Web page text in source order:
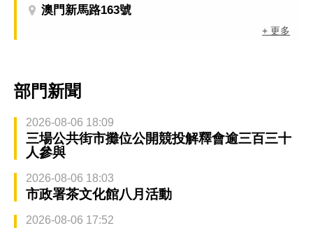
澳門新馬路163號
+ 更多
部門新聞
2026-08-06 18:09
三場公共街市攤位公開競投解釋會逾三百三十
人參與
2026-08-06 18:03
市政署茶文化館八月活動
2026-08-06 17:52